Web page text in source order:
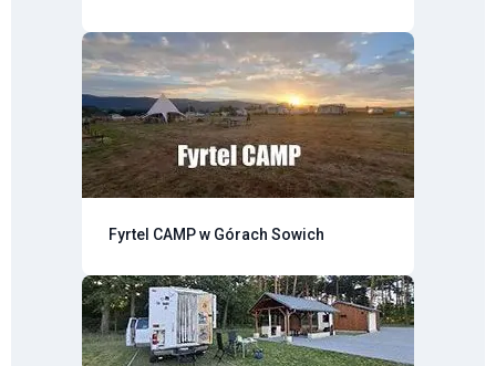
Fyrtel CAMP w Górach Sowich